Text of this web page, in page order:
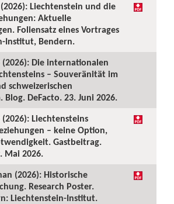
Liechtenstein und die
Aktuelle
Foliensatz eines Vortrages
Institut, Bendern.
Die internationalen
– Souveränität im
schweizerischen
DeFacto. 23. Juni 2026.
Liechtensteins
– keine Option,
Gastbeitrag.
Mai 2026.
(2026): Historische
Research Poster.
Liechtenstein-Institut.